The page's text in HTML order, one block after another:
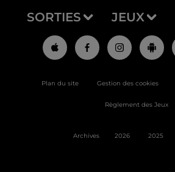
SORTIES JEUX
Plan du site Gestion des cookies
Règlement des Jeux
Archives 2026 2025